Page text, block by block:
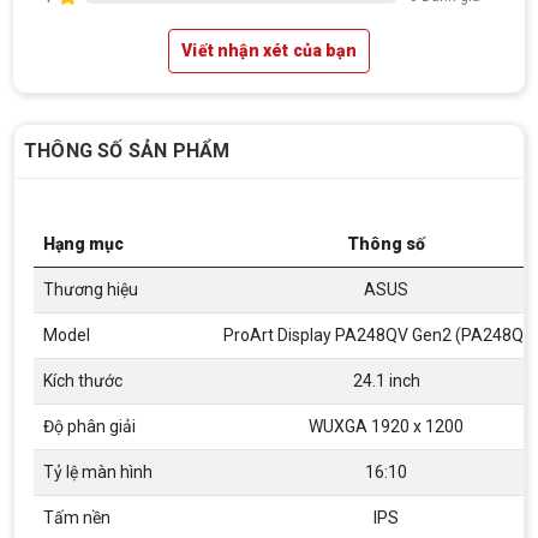
Viết nhận xét của bạn
THÔNG SỐ SẢN PHẨM
Hạng mục Thông số
Thương hiệu ASUS
Model ProArt Display PA248QV Gen2
Kích thước 24.1 inch
Độ phân giải WUXGA 1920 x 1200
Tỷ lệ màn hình 16:10
Tấm nền IPS